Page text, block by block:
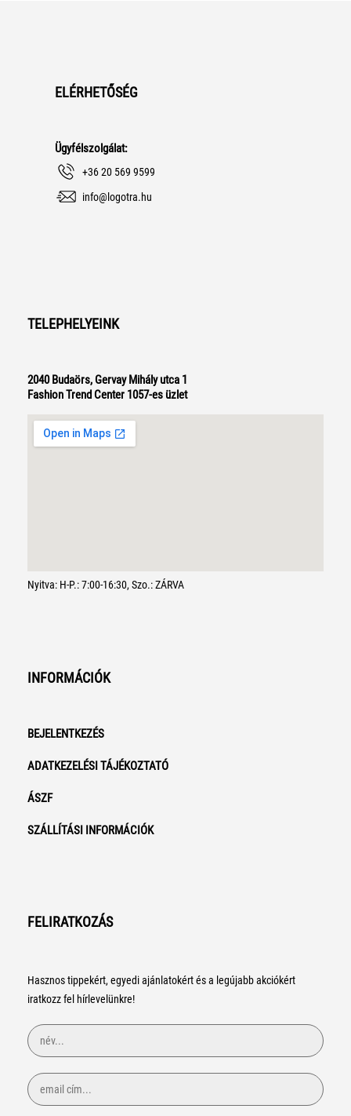
ELÉRHETŐSÉG
Ügyfélszolgálat:
+36 20 569 9599
info@logotra.hu
TELEPHELYEINK
2040 Budaörs, Gervay Mihály utca 1
Fashion Trend Center 1057-es üzlet
Nyitva: H-P.: 7:00-16:30, Szo.: ZÁRVA
INFORMÁCIÓK
BEJELENTKEZÉS
ADATKEZELÉSI TÁJÉKOZTATÓ
ÁSZF
SZÁLLÍTÁSI INFORMÁCIÓK
FELIRATKOZÁS
Hasznos tippekért, egyedi ajánlatokért és a legújabb akciókért
iratkozz fel hírlevelünkre!